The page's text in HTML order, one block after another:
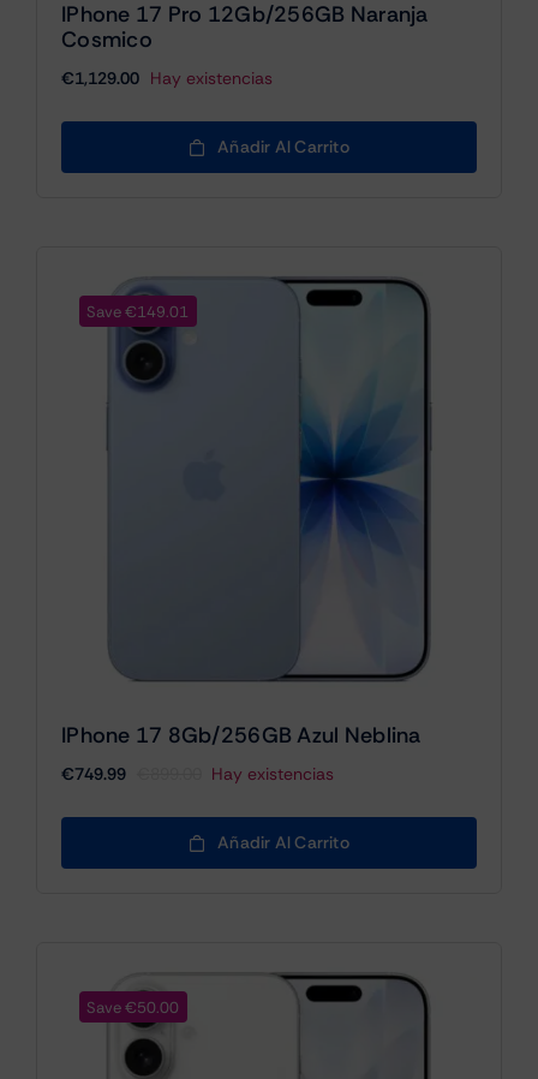
IPhone 17 Pro 12Gb/256GB Naranja
Cosmico
€1,129.00 Hay existencias
Añadir Al Carrito
Save €149.01
IPhone 17 8Gb/256GB Azul Neblina
precio
original
era:
€749.99
precio
actual
es:
Hay existencias
Añadir Al Carrito
Save €50.00